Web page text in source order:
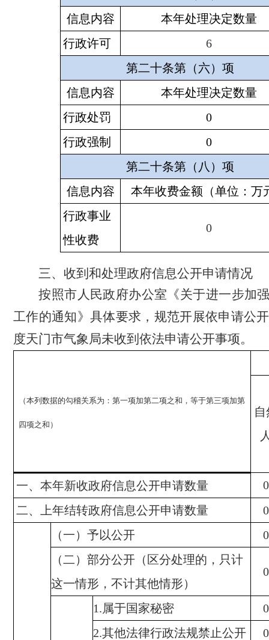
信息内容
本年处理决定数量
行政许可
6
第二十条第（六）项
信息内容
本年处理决定数量
行政处罚
0
行政强制
0
第二十条第（八）项
信息内容
本年收费金额（单位：万
行政事业
性收费
0
三、收到和处理政府信息公开申请情况
按照市人民政府办公室《关于进一步加
工作的通知》具体要求，规范开展依申请公
度天门市气象局未收到依法申请公开事项。
（本列数据的勾稽关系为：第一项加第二项之和，等于第三项加第
四项之和）
自
一、本年新收政府信息公开申请数量
0
二、上年结转政府信息公开申请数量
0
（一）予以公开
0
（二）部分公开（区分处理的，只计
这一情形，不计其他情形）
0
1.属于国家秘密
0
2.其他法律行政法规禁止公开
0